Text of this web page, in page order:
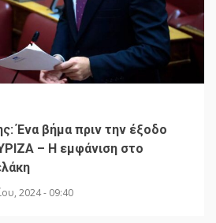
Ένα βήμα πριν την έξοδο
– Η εμφάνιση στο
2024 - 09:40